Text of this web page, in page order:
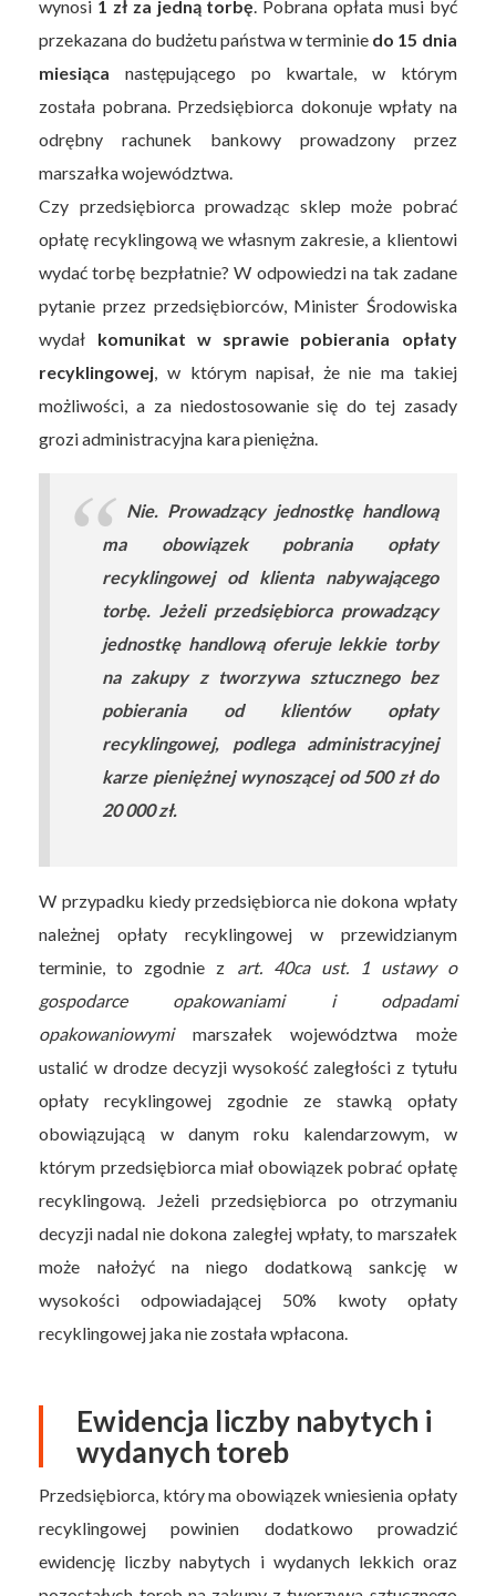
wynosi 1 zł za jedną torbę . Pobrana opłata musi być
przekazana do budżetu państwa w terminie do 15 dnia
miesiąca następującego po kwartale, w którym
została pobrana. Przedsiębiorca dokonuje wpłaty na
odrębny rachunek bankowy prowadzony przez
marszałka województwa.
Czy przedsiębiorca prowadząc sklep może pobrać
opłatę recyklingową we własnym zakresie, a klientowi
wydać torbę bezpłatnie? W odpowiedzi na tak zadane
pytanie przez przedsiębiorców, Minister Środowiska
wydał komunikat w sprawie pobierania opłaty
recyklingowej , w którym napisał, że nie ma takiej
możliwości, a za niedostosowanie się do tej zasady
grozi administracyjna kara pieniężna.
Nie. Prowadzący jednostkę handlową
ma obowiązek pobrania opłaty
recyklingowej od klienta nabywającego
torbę. Jeżeli przedsiębiorca prowadzący
jednostkę handlową oferuje lekkie torby
na zakupy z tworzywa sztucznego bez
pobierania od klientów opłaty
recyklingowej, podlega administracyjnej
karze pieniężnej wynoszącej od 500 zł do
20 000 zł.
W przypadku kiedy przedsiębiorca nie dokona wpłaty
należnej opłaty recyklingowej w przewidzianym
terminie, to zgodnie z art. 40ca ust. 1 ustawy o
gospodarce opakowaniami i odpadami
opakowaniowymimarszałek województwa może
ustalić w drodze decyzji wysokość zaległości z tytułu
opłaty recyklingowej zgodnie ze stawką opłaty
obowiązującą w danym roku kalendarzowym, w
którym przedsiębiorca miał obowiązek pobrać opłatę
recyklingową. Jeżeli przedsiębiorca po otrzymaniu
decyzji nadal nie dokona zaległej wpłaty, to marszałek
może nałożyć na niego dodatkową sankcję w
wysokości odpowiadającej 50% kwoty opłaty
recyklingowej jaka nie została wpłacona.
Ewidencja liczby nabytych i
wydanych toreb
Przedsiębiorca, który ma obowiązek wniesienia opłaty
recyklingowej powinien dodatkowo prowadzić
ewidencję liczby nabytych i wydanych lekkich oraz